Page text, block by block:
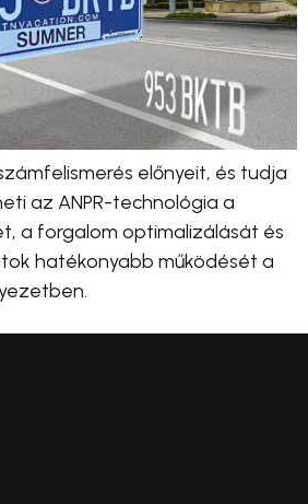
előnyeit, és tudja
az ANPR-technológia a
a forgalom optimalizálását és
hatékonyabb működését a